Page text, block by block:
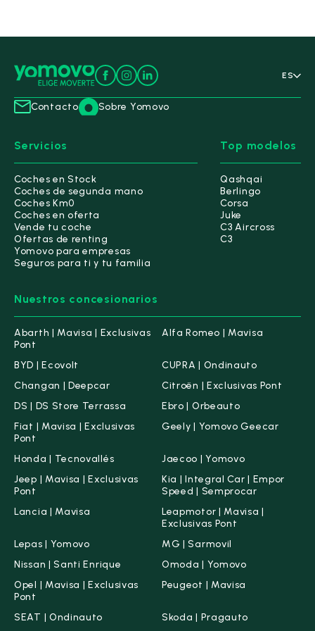
ES
Contacto Sobre Yomovo
Servicios
Coches en Stock
Coches de segunda mano
Coches Km0
Coches en oferta
Vende tu coche
Ofertas de renting
Yomovo para empresas
Seguros para ti y tu familia
Top modelos
Qashqai
Berlingo
Corsa
Juke
C3 Aircross
C3
Nuestros concesionarios
Abarth | Mavisa | Exclusivas
Pont
Alfa Romeo | Mavisa
BYD | Ecovolt
CUPRA | Ondinauto
Changan | Deepcar
Citroën | Exclusivas Pont
DS | DS Store Terrassa
Ebro | Orbeauto
Fiat | Mavisa | Exclusivas
Pont
Geely | Yomovo Geecar
Honda | Tecnovallés
Jaecoo | Yomovo
Jeep | Mavisa | Exclusivas
Pont
Kia | Integral Car | Empor
Speed | Semprocar
Lancia | Mavisa
Leapmotor | Mavisa |
Exclusivas Pont
Lepas | Yomovo
MG | Sarmovil
Nissan | Santi Enrique
Omoda | Yomovo
Opel | Mavisa | Exclusivas
Pont
Peugeot | Mavisa
SEAT | Ondinauto Skoda | Pragauto